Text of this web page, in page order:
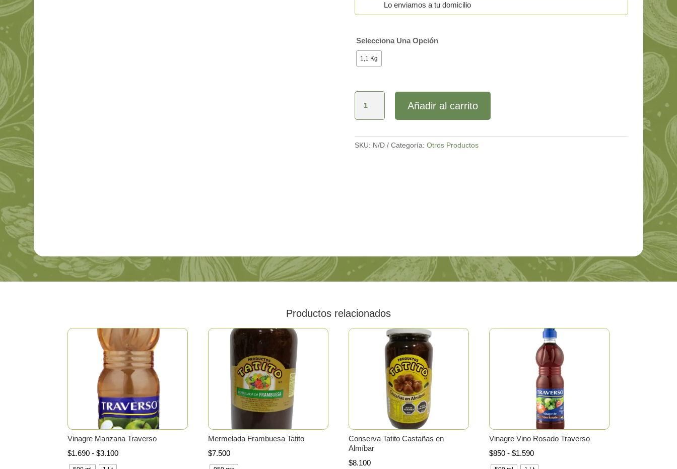
Lo enviamos a tu domicilio
Selecciona Una Opción
1,1 Kg
Mermelada
Durazno
Añadir al carrito
SKU: N/D Categoría: Otros Productos
Productos relacionados
Vinagre Manzana Traverso
$1.690 - $3.100Rango
Mermelada Frambuesa Tatito
$7.500
Conserva Tatito Castañas en
Almíbar
$8.100
Vinagre Vino Rosado Traverso
$850 - $1.590Rango
de